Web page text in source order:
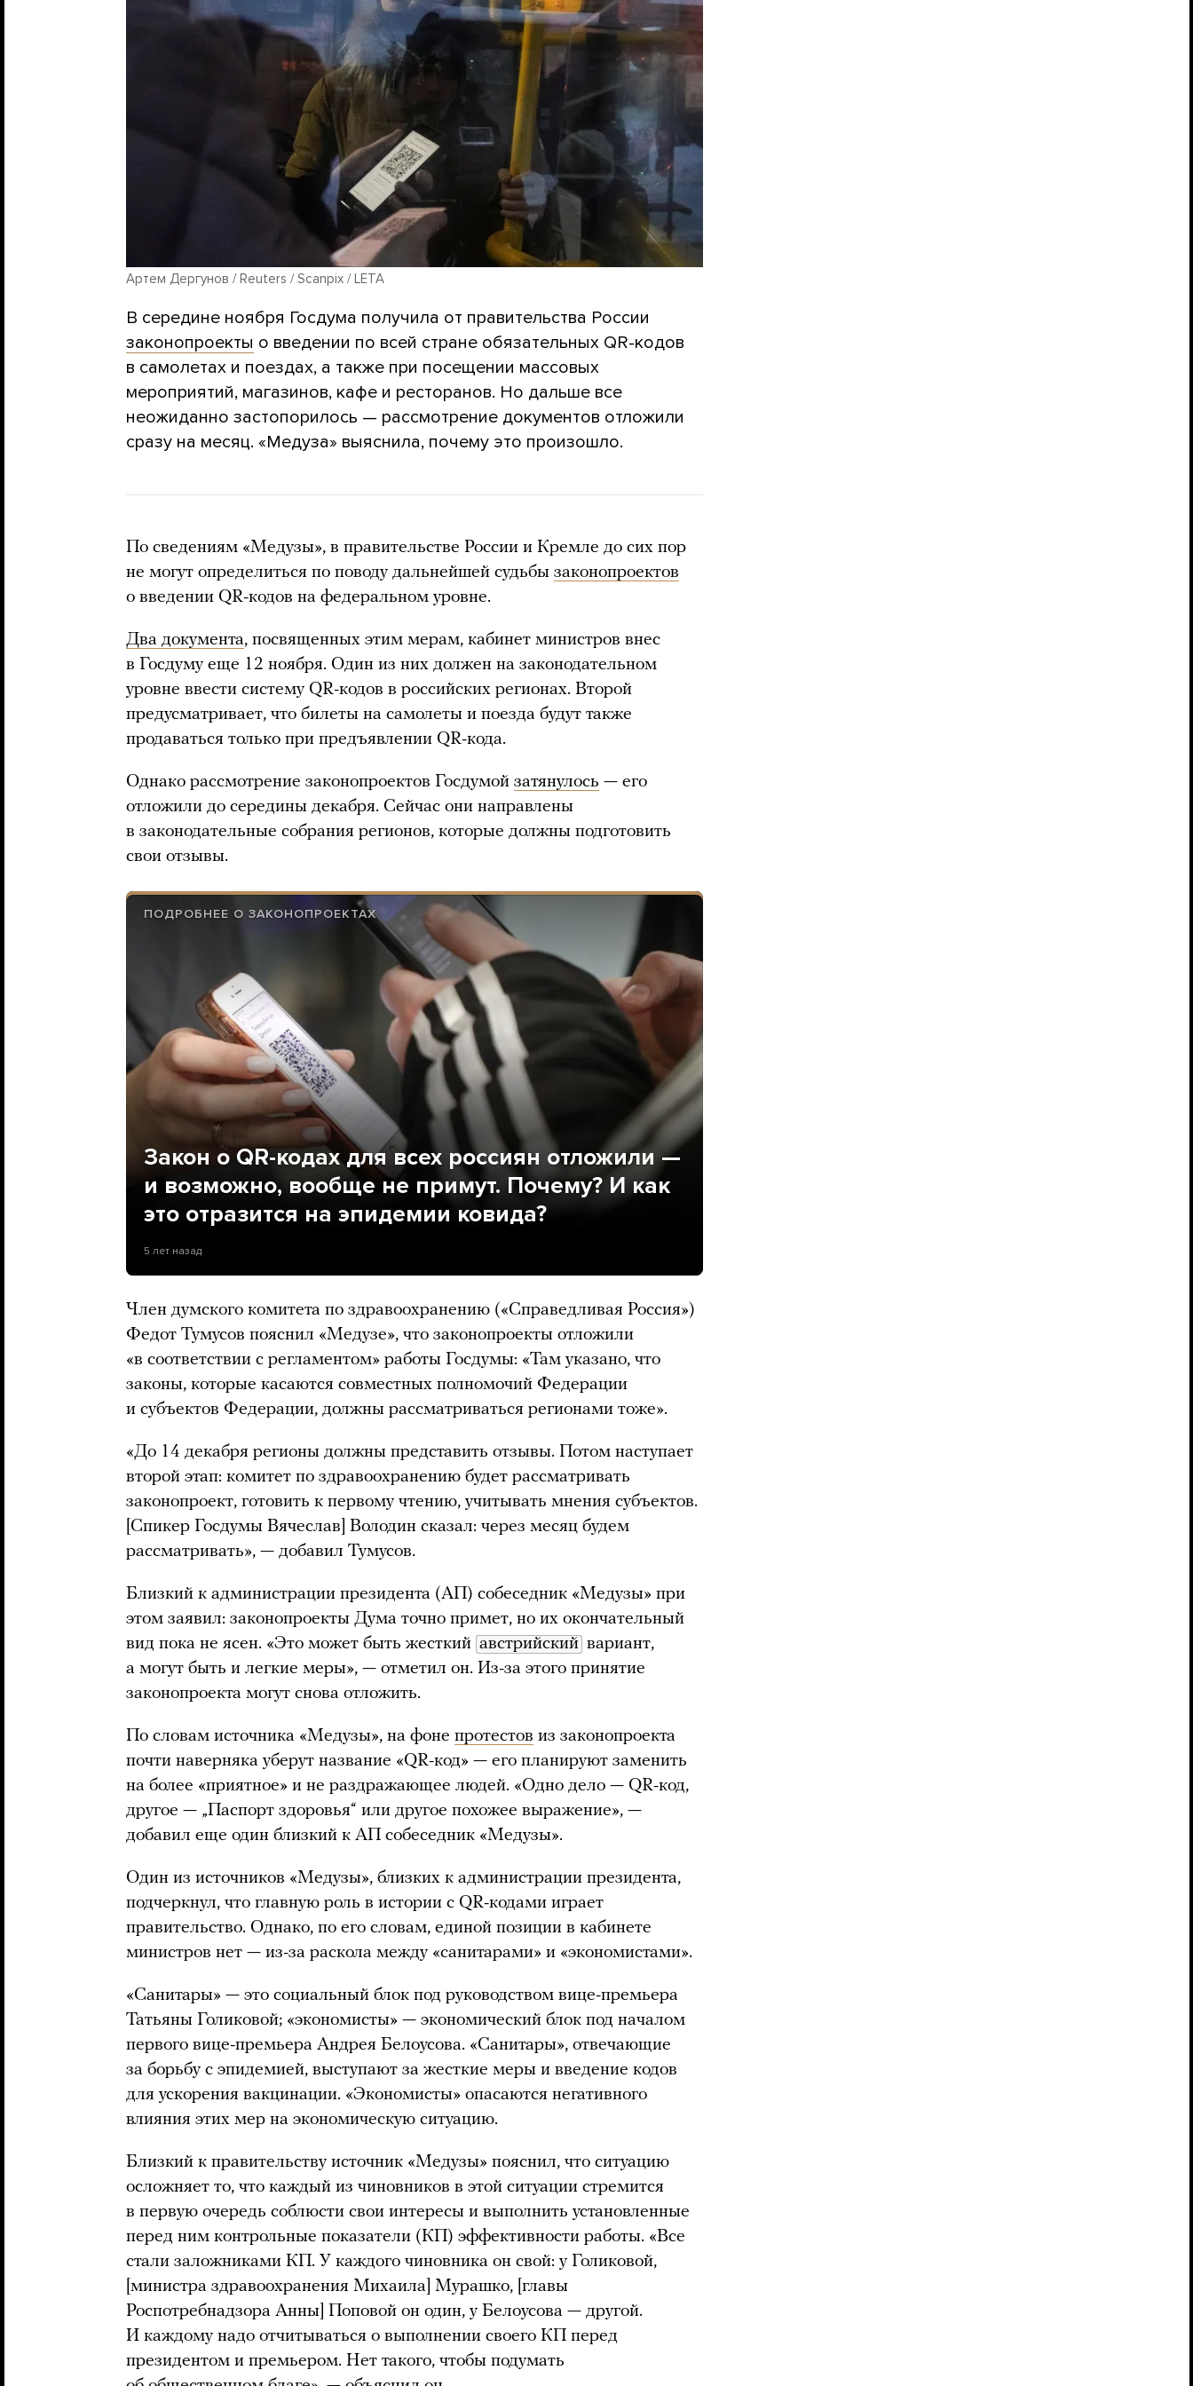
Артем Дергунов / Reuters / Scanpix / LETA
В середине ноября Госдума получила от правительства России
законопроекты о введении по всей стране обязательных QR-кодов
в самолетах и поездах, а также при посещении массовых
мероприятий, магазинов, кафе и ресторанов. Но дальше все
неожиданно застопорилось — рассмотрение документов отложили
сразу на месяц. «Медуза» выяснила, почему это произошло.
По сведениям «Медузы», в правительстве России и Кремле до сих пор
не могут определиться по поводу дальнейшей судьбы законопроектов
о введении QR-кодов на федеральном уровне.
Два документа, посвященных этим мерам, кабинет министров внес
в Госдуму еще 12 ноября. Один из них должен на законодательном
уровне ввести систему QR-кодов в российских регионах. Второй
предусматривает, что билеты на самолеты и поезда будут также
продаваться только при предъявлении QR-кода.
Однако рассмотрение законопроектов Госдумой затянулось — его
отложили до середины декабря. Сейчас они направлены
в законодательные собрания регионов, которые должны подготовить
свои отзывы.
ПОДРОБНЕЕ О ЗАКОНОПРОЕКТАХ
Закон о QR-кодах для всех россиян отложили —
и возможно, вообще не примут. Почему? И как
это отразится на эпидемии ковида?
5 лет назад
Член думского комитета по здравоохранению («Справедливая Россия»)
Федот Тумусов пояснил «Медузе», что законопроекты отложили
«в соответствии с регламентом» работы Госдумы: «Там указано, что
законы, которые касаются совместных полномочий Федерации
и субъектов Федерации, должны рассматриваться регионами тоже».
«До 14 декабря регионы должны представить отзывы. Потом наступает
второй этап: комитет по здравоохранению будет рассматривать
законопроект, готовить к первому чтению, учитывать мнения субъектов.
[Спикер Госдумы Вячеслав] Володин сказал: через месяц будем
рассматривать», — добавил Тумусов.
Близкий к администрации президента (АП) собеседник «Медузы» при
этом заявил: законопроекты Дума точно примет, но их окончательный
вид пока не ясен. «Это может быть жесткий австрийский вариант,
а могут быть и легкие меры», — отметил он. Из-за этого принятие
законопроекта могут снова отложить.
По словам источника «Медузы», на фоне протестов из законопроекта
почти наверняка уберут название «QR-код» — его планируют заменить
на более «приятное» и не раздражающее людей. «Одно дело — QR-код,
другое — „Паспорт здоровья“ или другое похожее выражение», —
добавил еще один близкий к АП собеседник «Медузы».
Один из источников «Медузы», близких к администрации президента,
подчеркнул, что главную роль в истории с QR-кодами играет
правительство. Однако, по его словам, единой позиции в кабинете
министров нет — из-за раскола между «санитарами» и «экономистами».
«Санитары» — это социальный блок под руководством вице-премьера
Татьяны Голиковой; «экономисты» — экономический блок под началом
первого вице-премьера Андрея Белоусова. «Санитары», отвечающие
за борьбу с эпидемией, выступают за жесткие меры и введение кодов
для ускорения вакцинации. «Экономисты» опасаются негативного
влияния этих мер на экономическую ситуацию.
Близкий к правительству источник «Медузы» пояснил, что ситуацию
осложняет то, что каждый из чиновников в этой ситуации стремится
в первую очередь соблюсти свои интересы и выполнить установленные
перед ним контрольные показатели (КП) эффективности работы. «Все
стали заложниками КП. У каждого чиновника он свой: у Голиковой,
[министра здравоохранения Михаила] Мурашко, [главы
Роспотребнадзора Анны] Поповой он один, у Белоусова — другой.
И каждому надо отчитываться о выполнении своего КП перед
президентом и премьером. Нет такого, чтобы подумать